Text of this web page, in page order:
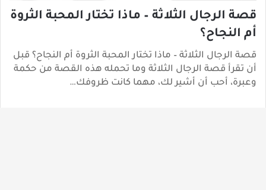
قصة الرجال الثلاثة – ماذا تختار المحبة الثروة
أم النجاح؟
قصة الرجال الثلاثة – ماذا تختار المحبة الثروة أم النجاح؟ قبل
أن تقرأ قصة الرجال الثلاثة وما تحمله هذه القصة من حكمة
وعبرة، أحب أن أشير لك، مهما كانت ظروفك…